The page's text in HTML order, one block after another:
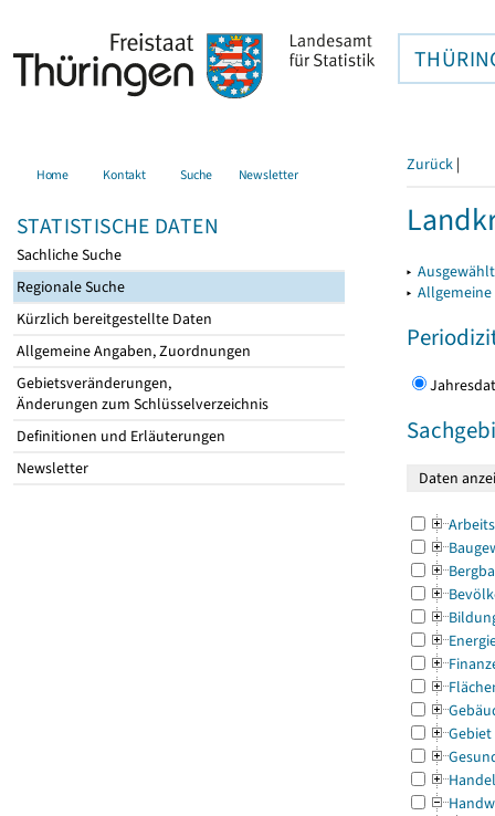
Home Kontakt Suche Newsletter
STATISTISCHE DATEN
Sachliche Suche
Regionale Suche
Kürzlich bereitgestellte Daten
Allgemeine Angaben, Zuordnungen
Gebietsveränderungen,
Änderungen zum Schlüsselverzeichnis
Definitionen und Erläuterungen
Newsletter
Zurück |
▸
▸
Gebiet